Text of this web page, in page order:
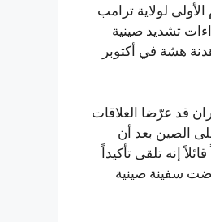
لولاية ترامب
145 في المئة، مقابل إجراءات تشديد صينية
هشة في أكتوبر
قد عرّضا العلاقات
ترامب بفرض رسوم بنسبة 50 في المئة على الصين بعد أن
إنه تلقى تأكيداً
سفينة صينية